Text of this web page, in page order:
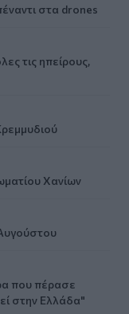
στα drones
τις ηπείρους,
Χανίων
που πέρασε
στην Ελλάδα"